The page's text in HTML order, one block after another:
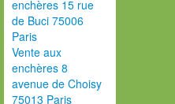
enchères 15 rue
de Buci 75006
Paris
Vente aux
enchères 8
avenue de Choisy
75013 Paris